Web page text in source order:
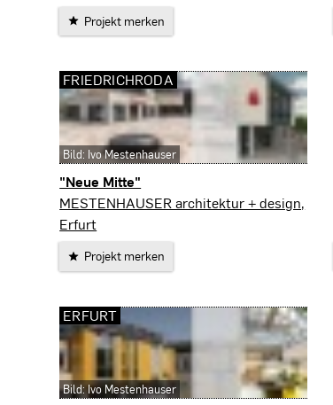
Projekt merken
"Neue Mitte"
Friedrichroda
MESTENHAUSER architektur + design,
Erfurt
Projekt merken
FRIEDRICHRODA
Bild: Ivo Mestenhauser
ERFURT
Bild: Ivo Mestenhauser